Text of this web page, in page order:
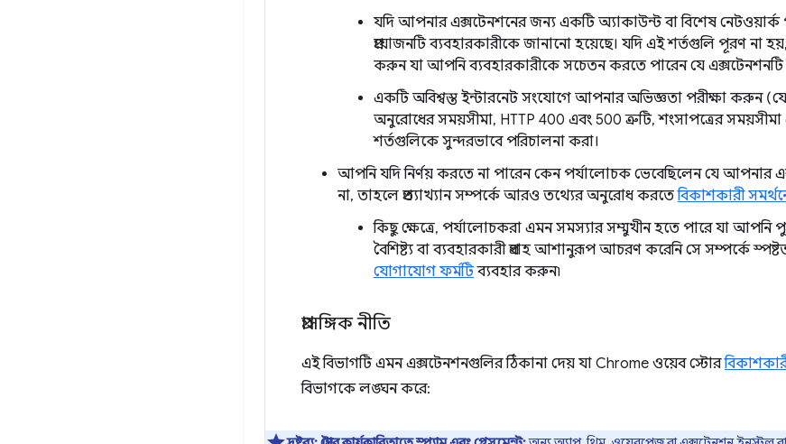
যদি আপনার এক্সটেনশনের জন্য একটি অ্যাকাউন্ট বা বিশেষ নেটওয়ার্ক
প্রয়োজনটি ব্যবহারকারীকে জানানো হয়েছে। যদি এই শর্তগুলি পূরণ না
করুন যা আপনি ব্যবহারকারীকে সচেতন করতে পারেন যে এক্সটেনশনটি
একটি অবিশ্বস্ত ইন্টারনেট সংযোগে আপনার অভিজ্ঞতা পরীক্ষা করুন
অনুরোধের সময়সীমা, HTTP 400 এবং 500 ত্রুটি, শংসাপত্রের
শর্তগুলিকে সুন্দরভাবে পরিচালনা করা।
আপনি যদি নির্ণয় করতে না পারেন কেন পর্যালোচক ভেবেছিলেন যে আপনার
না, তাহলে প্রত্যাখ্যান সম্পর্কে আরও তথ্যের অনুরোধ করতেবিকাশকারী
কিছু ক্ষেত্রে, পর্যালোচকরা এমন সমস্যার সম্মুখীন হতে পারে যা
বৈশিষ্ট্য বা ব্যবহারকারী প্রবাহ আশানুরূপ আচরণ করেনি সে সম্পর্কে
যোগাযোগ ফর্মটিব্যবহার করুন৷
প্রাসঙ্গিক নীতি
এই বিভাগটি এমন এক্সটেনশনগুলির ঠিকানা দেয় যা Chrome ওয়েব স্টোর
বিভাগকে লঙ্ঘন করে: